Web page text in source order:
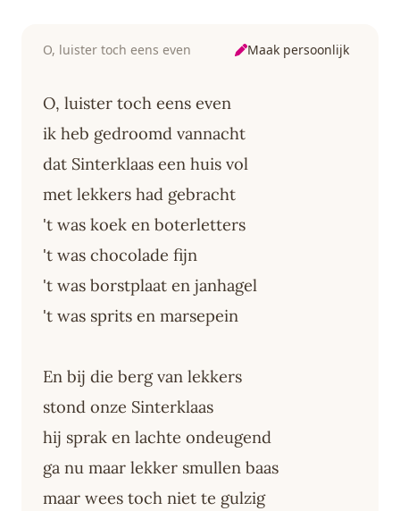
O, luister toch eens even Maak persoonlijk
O, luister toch eens even
ik heb gedroomd vannacht
dat Sinterklaas een huis vol
met lekkers had gebracht
't was koek en boterletters
't was chocolade fijn
't was borstplaat en janhagel
't was sprits en marsepein
En bij die berg van lekkers
stond onze Sinterklaas
hij sprak en lachte ondeugend
ga nu maar lekker smullen baas
maar wees toch niet te gulzig